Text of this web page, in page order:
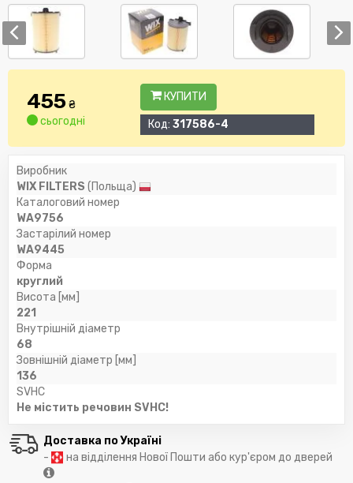
455₴
сьогодні
КУПИТИ
Код: 317586-4
Виробник
WIX FILTERS (Польща)
Каталоговий номер
WA9756
Застарілий номер
WA9445
Форма
круглий
Висота [мм]
221
Внутрішній діаметр
68
Зовнішній діаметр [мм]
136
SVHC
Не містить речовин SVHC!
Доставка по Україні
-
на відділення Нової Пошти або кур'єром до дверей